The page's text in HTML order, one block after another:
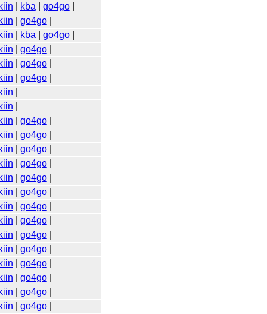
kba go4go|
go4go|
kba go4go|
go4go|
go4go|
go4go|
go4go|
go4go|
go4go|
go4go|
go4go|
go4go|
go4go|
go4go|
go4go|
go4go|
go4go|
go4go|
go4go|
go4go|